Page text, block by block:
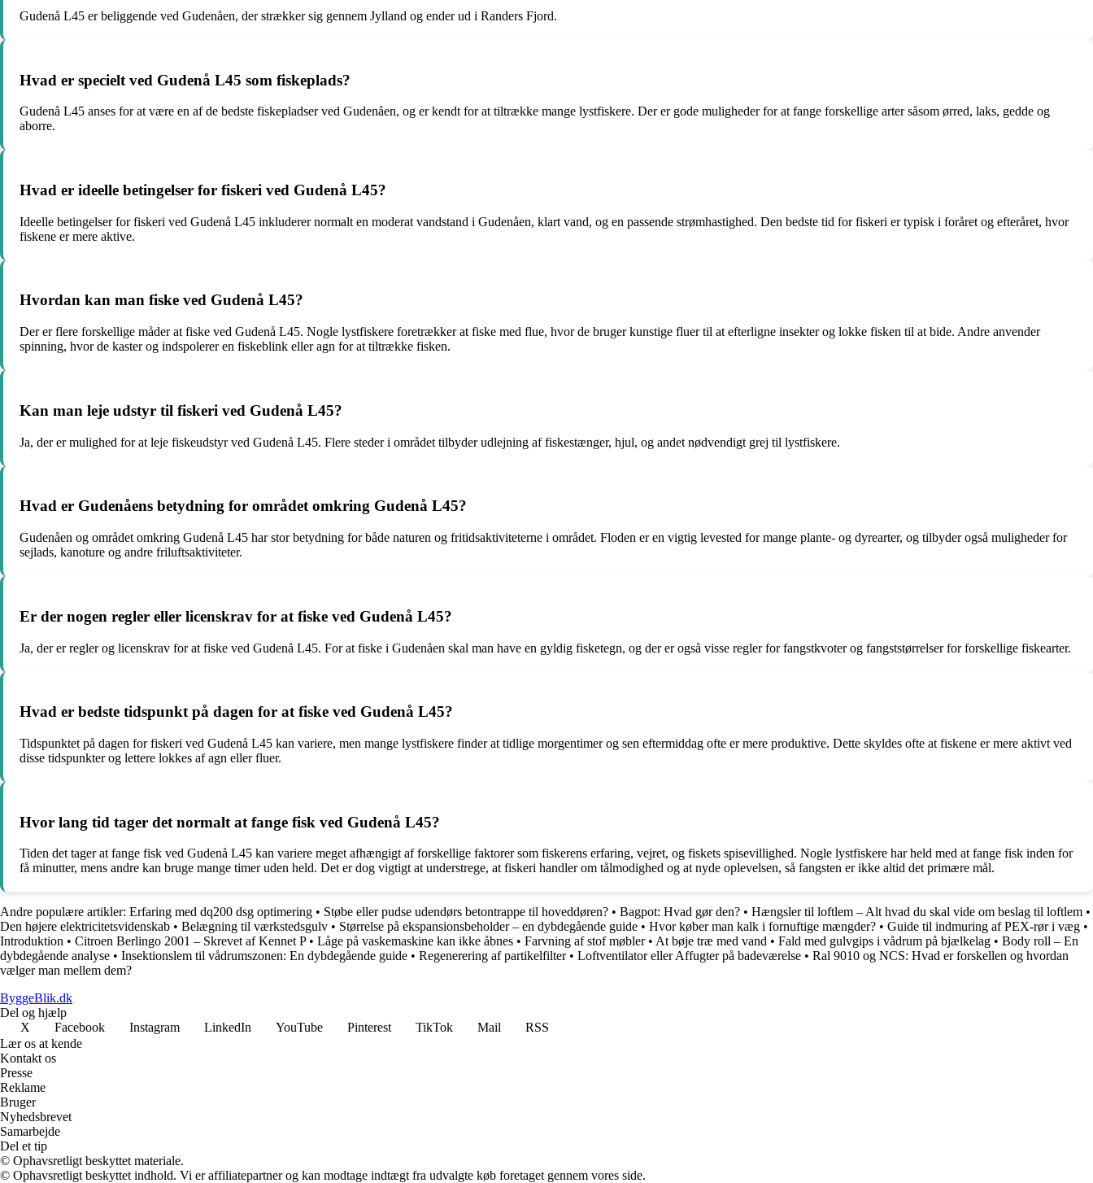
Gudenå L45 er beliggende ved Gudenåen, der strækker sig gennem Jylland og ender ud i Randers Fjord.
Hvad er specielt ved Gudenå L45 som fiskeplads?
Gudenå L45 anses for at være en af de bedste fiskepladser ved Gudenåen, og er kendt for at tiltrække mange lystfiskere. Der er gode muligheder for at fange forskellige arter såsom ørred, laks, gedde og
aborre.
Hvad er ideelle betingelser for fiskeri ved Gudenå L45?
Ideelle betingelser for fiskeri ved Gudenå L45 inkluderer normalt en moderat vandstand i Gudenåen, klart vand, og en passende strømhastighed. Den bedste tid for fiskeri er typisk i foråret og efteråret, hvor
fiskene er mere aktive.
Hvordan kan man fiske ved Gudenå L45?
Der er flere forskellige måder at fiske ved Gudenå L45. Nogle lystfiskere foretrækker at fiske med flue, hvor de bruger kunstige fluer til at efterligne insekter og lokke fisken til at bide. Andre anvender
spinning, hvor de kaster og indspolerer en fiskeblink eller agn for at tiltrække fisken.
Kan man leje udstyr til fiskeri ved Gudenå L45?
Ja, der er mulighed for at leje fiskeudstyr ved Gudenå L45. Flere steder i området tilbyder udlejning af fiskestænger, hjul, og andet nødvendigt grej til lystfiskere.
Hvad er Gudenåens betydning for området omkring Gudenå L45?
Gudenåen og området omkring Gudenå L45 har stor betydning for både naturen og fritidsaktiviteterne i området. Floden er en vigtig levested for mange plante- og dyrearter, og tilbyder også muligheder for
sejlads, kanoture og andre friluftsaktiviteter.
Er der nogen regler eller licenskrav for at fiske ved Gudenå L45?
Ja, der er regler og licenskrav for at fiske ved Gudenå L45. For at fiske i Gudenåen skal man have en gyldig fisketegn, og der er også visse regler for fangstkvoter og fangststørrelser for forskellige fiskearter.
Hvad er bedste tidspunkt på dagen for at fiske ved Gudenå L45?
Tidspunktet på dagen for fiskeri ved Gudenå L45 kan variere, men mange lystfiskere finder at tidlige morgentimer og sen eftermiddag ofte er mere produktive. Dette skyldes ofte at fiskene er mere aktivt ved
disse tidspunkter og lettere lokkes af agn eller fluer.
Hvor lang tid tager det normalt at fange fisk ved Gudenå L45?
Tiden det tager at fange fisk ved Gudenå L45 kan variere meget afhængigt af forskellige faktorer som fiskerens erfaring, vejret, og fiskets spisevillighed. Nogle lystfiskere har held med at fange fisk inden for
få minutter, mens andre kan bruge mange timer uden held. Det er dog vigtigt at understrege, at fiskeri handler om tålmodighed og at nyde oplevelsen, så fangsten er ikke altid det primære mål.
Andre populære artikler: Erfaring med dq200 dsg optimering • Støbe eller pudse udendørs betontrappe til hoveddøren? • Bagpot: Hvad gør den? • Hængsler til loftlem – Alt hvad du skal vide om beslag til loftlem •
Den højere elektricitetsvidenskab • Belægning til værkstedsgulv • Størrelse på ekspansionsbeholder – en dybdegående guide • Hvor køber man kalk i fornuftige mængder? • Guide til indmuring af PEX-rør i væg •
Introduktion • Citroen Berlingo 2001 – Skrevet af Kennet P• Låge på vaskemaskine kan ikke åbnes • Farvning af stof møbler• At bøje træ med vand • Fald med gulvgips i vådrum på bjælkelag • Body roll – En
dybdegående analyse • Insektionslem til vådrumszonen: En dybdegående guide • Regenerering af partikelfilter• Loftventilator eller Affugter på badeværelse • Ral 9010 og NCS: Hvad er forskellen og hvordan
vælger man mellem dem?
ByggeBlik.dk
Del og hjælp
X
Facebook Instagram LinkedIn YouTube Pinterest TikTok Mail
RSS
Lær os at kende
Kontakt os
Presse
Reklame
Bruger
Nyhedsbrevet
Samarbejde
Del et tip
© Ophavsretligt beskyttet materiale.
© Ophavsretligt beskyttet indhold. Vi er affiliatepartner og kan modtage indtægt fra udvalgte køb foretaget gennem vores side.